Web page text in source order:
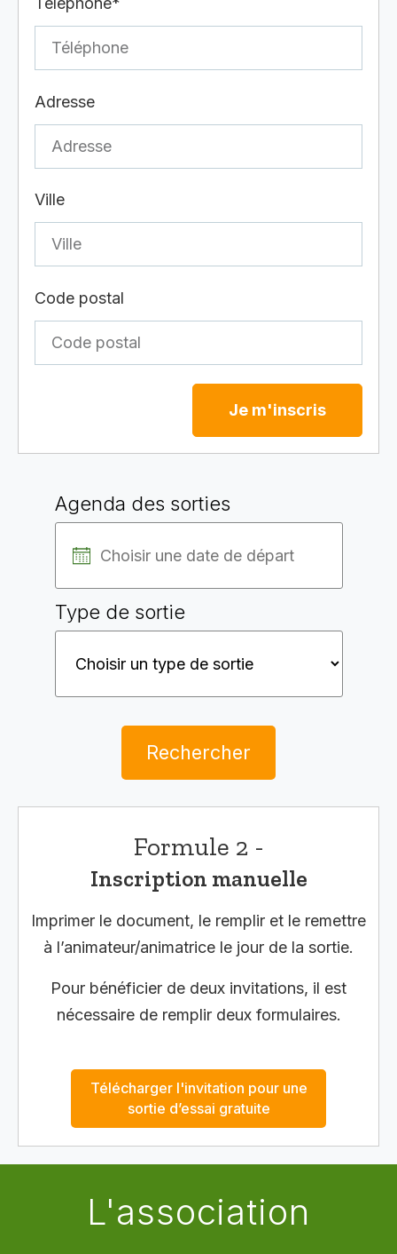
Adresse
Ville
Code postal
Je m'inscris
Agenda des sorties
Type de sortie
Rechercher
Formule 2 -
Inscription manuelle
Imprimer le document, le remplir et le remettre
à l’animateur/animatrice le jour de la sortie.
Pour bénéficier de deux invitations, il est
nécessaire de remplir deux formulaires.
Télécharger l'invitation pour une
sortie d’essai gratuite
L'association